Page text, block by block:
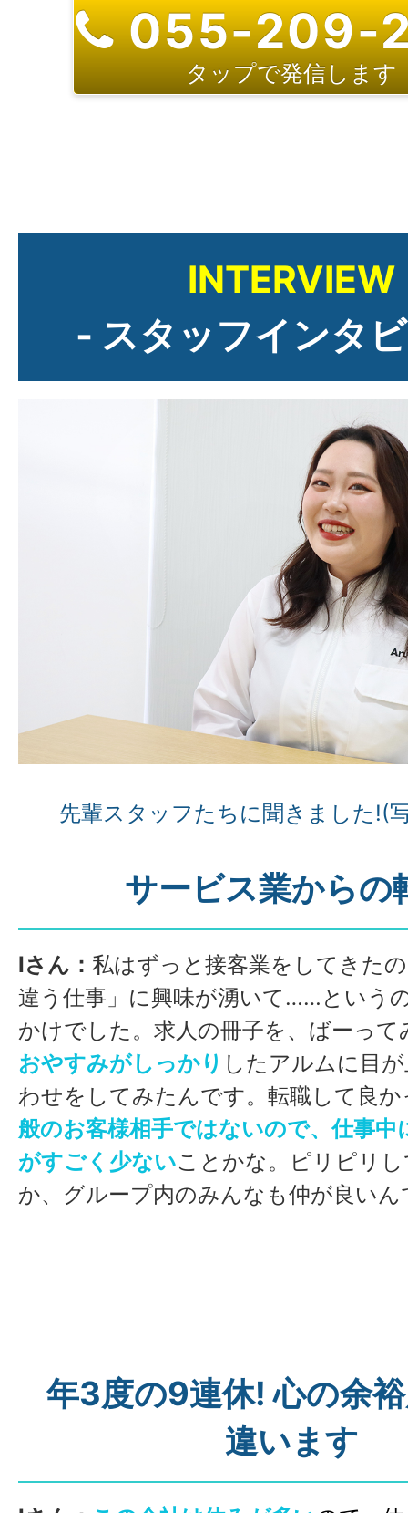
055-209-
タップで発信します
INTERVIEW
- スタッフインタ
先輩スタッフたちに聞きました!(
サービス業からの
Iさん： 私はずっと接客業をしてきた
違う仕事」に興味が湧いて……という
かけでした。求人の冊子を、ばーって
おやすみがしっかり したアルムに目
わせをしてみたんです。転職して良
般のお客様相手ではないので、仕事中
がすごく少ないことかな。ピリピリ
か、グループ内のみんなも仲が良いん
て、「工場ってどうなのかな?」と思
求人が出ていたこの会社の説明会に
当者がじっくり親身に話を聞いてく
ちがなくなり、この仕事なら、毎日憂
年3度の9連休! 心の余
違います